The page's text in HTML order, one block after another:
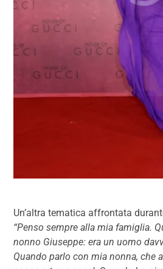
Un’altra tematica affrontata
“Penso sempre alla mia famiglia.
nonno Giuseppe: era un uomo
Quando parlo con mia nonna, che